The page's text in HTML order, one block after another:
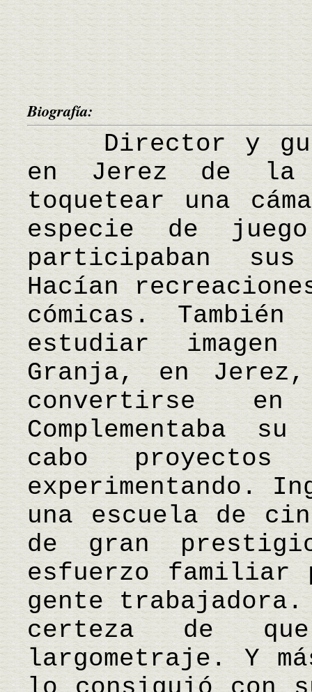
Biografía:
Director y
en Jerez de la
toquetear una
especie de
participaban
Hacían
cómicas.
estudiar
Granja, en
convertirse
Complementaba
cabo proyectos
experimentando.
una escuela de
de gran
esfuerzo familiar
gente
certeza de
largometraje. Y